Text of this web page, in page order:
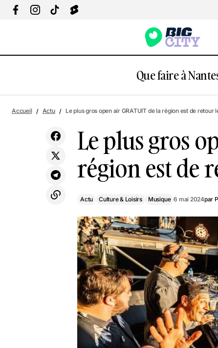
Que faire à
Casting : "La France a un incroyable
Talent" cherche la perle rare à Nantes
Actu
Culture &
Accueil Actu Le plus gros open air GRATUIT de la région est de retour
Le plus gros
région est de
Actu Culture & Loisirs Musique 6 mai 2024par